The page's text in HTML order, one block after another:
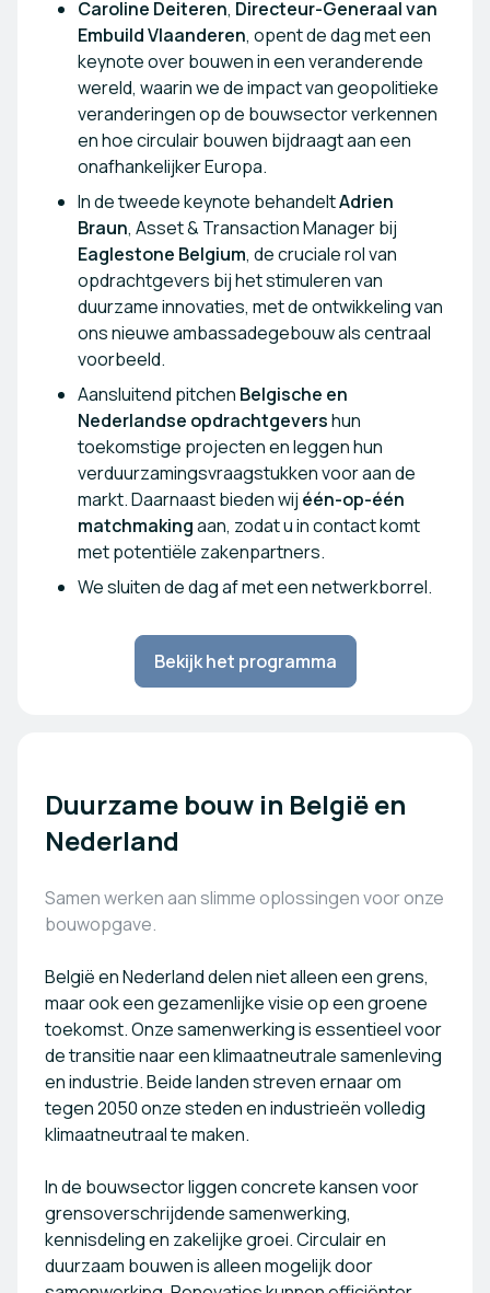
Caroline Deiteren, Directeur-Generaal van
Embuild Vlaanderen, opent de dag met een
keynote over bouwen in een veranderende
wereld, waarin we de impact van geopolitieke
veranderingen op de bouwsector verkennen
en hoe circulair bouwen bijdraagt aan een
onafhankelijker Europa.
In de tweede keynote behandeltAdrien
Braun, Asset & Transaction Manager bij
Eaglestone Belgium, de cruciale rol van
opdrachtgevers bij het stimuleren van
duurzame innovaties, met de ontwikkeling van
ons nieuwe ambassadegebouw als centraal
voorbeeld.
Aansluitend pitchen Belgische en
Nederlandse opdrachtgevershun
toekomstige projecten en leggen hun
verduurzamingsvraagstukken voor aan de
markt. Daarnaast bieden wij één-op-één
matchmakingaan, zodat u in contact komt
met potentiële zakenpartners.
We sluiten de dag af met een netwerkborrel.
Bekijk het programma
Duurzame bouw in België en
Nederland
Samen werken aan slimme oplossingen voor onze
bouwopgave.
België en Nederland delen niet alleen een grens,
maar ook een gezamenlijke visie op een groene
toekomst. Onze samenwerking is essentieel voor
de transitie naar een klimaatneutrale samenleving
en industrie. Beide landen streven ernaar om
tegen 2050 onze steden en industrieën volledig
klimaatneutraal te maken.
In de bouwsector liggen concrete kansen voor
grensoverschrijdende samenwerking,
kennisdeling en zakelijke groei. Circulair en
duurzaam bouwen is alleen mogelijk door